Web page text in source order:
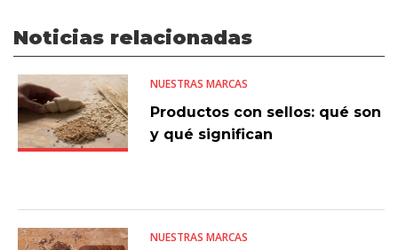
Noticias relacionadas
NUESTRAS MARCAS
Productos con sellos: qué son
y qué significan
NUESTRAS MARCAS